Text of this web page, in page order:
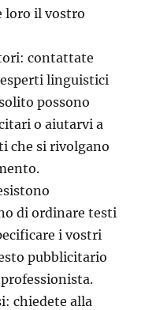
loro il vostro
contattate
linguistici
possono
o aiutarvi a
che si rivolgano
di ordinare testi
i vostri
pubblicitario
chiedete alla